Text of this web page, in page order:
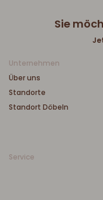
Sie
Unternehmen
Über uns
Standorte
Standort Döbeln
Service